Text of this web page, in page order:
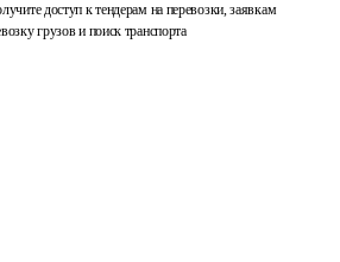
доступ к тендерам на перевозки, заявкам
грузов и поиск транспорта